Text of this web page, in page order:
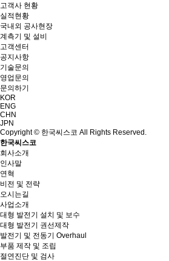
고객사 현황
실적현황
국내외 공사현장
계측기 및 설비
고객센터
공지사항
기술문의
영업문의
문의하기
KOR
ENG
CHN
JPN
Copyright © 한국씨스코 All Rights Reserved.
한국씨스코
회사소개
인사말
연혁
비전 및 전략
오시는길
사업소개
대형 발전기 설치 및 보수
대형 발전기 권선제작
발전기 및 전동기 Overhaul
부품 제작 및 조립
절연진단 및 검사